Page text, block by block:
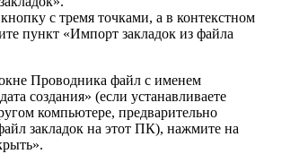
с тремя точками, а в контекстном
пункт «Импорт закладок из файла
Проводника файл с именем
создания» (если устанавливаете
компьютере, предварительно
закладок на этот ПК), нажмите на